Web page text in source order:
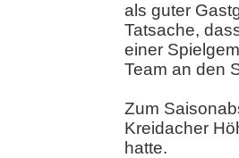
als guter
Tatsache,
einer
Team an den
Zum
Kreidacher
hatte.